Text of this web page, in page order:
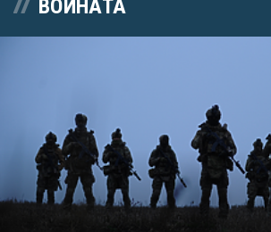
ВОЙНАТА